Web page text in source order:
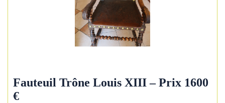
Fauteuil Trône Louis XIII – Prix 1600
€